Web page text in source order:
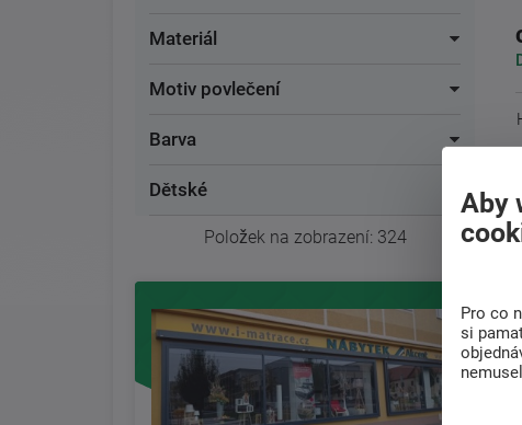
Materiál
Motiv povlečení
Barva
Dětské
Položek na zobrazení: 324
Aby
Pro co
si